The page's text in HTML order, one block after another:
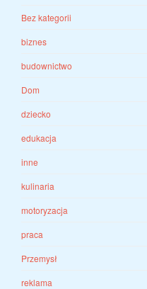
Bez kategorii
biznes
budownictwo
Dom
dziecko
edukacja
inne
kulinaria
motoryzacja
praca
Przemysł
reklama